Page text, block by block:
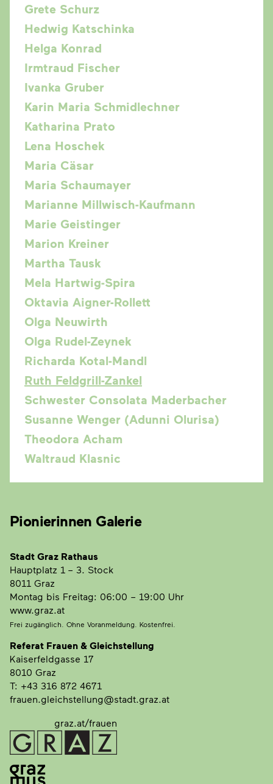
Grete Schurz
Hedwig Katschinka
Helga Konrad
Irmtraud Fischer
Ivanka Gruber
Karin Maria Schmidlechner
Katharina Prato
Lena Hoschek
Maria Cäsar
Maria Schaumayer
Marianne Millwisch-Kaufmann
Marie Geistinger
Marion Kreiner
Martha Tausk
Mela Hartwig-Spira
Oktavia Aigner-Rollett
Olga Neuwirth
Olga Rudel-Zeynek
Richarda Kotal-Mandl
Ruth Feldgrill-Zankel
Schwester Consolata Maderbacher
Susanne Wenger (Adunni Olurisa)
Theodora Acham
Waltraud Klasnic
Pionierinnen Galerie
Stadt Graz Rathaus
Hauptplatz 1 – 3. Stock
8011 Graz
Montag bis Freitag: 06:00 – 19:00 Uhr
www.graz.at
Frei zugänglich. Ohne Voranmeldung. Kostenfrei.
Referat Frauen & Gleichstellung
Kaiserfeldgasse 17
8010 Graz
T: +43 316 872 4671
frauen.gleichstellung@stadt.graz.at
graz.at/frauen